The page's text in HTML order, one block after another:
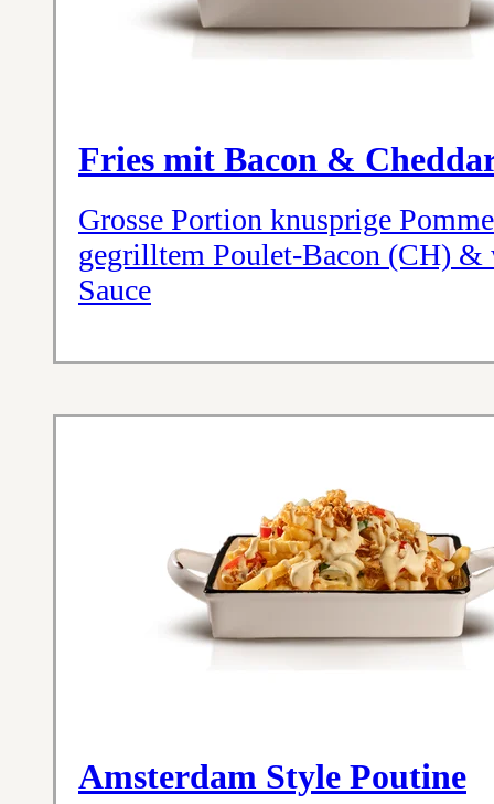
Fries mit Bacon &
Grosse Portion knusprige
gegrilltem Poulet-Bacon (CH) &
Sauce
Amsterdam Style Poutine